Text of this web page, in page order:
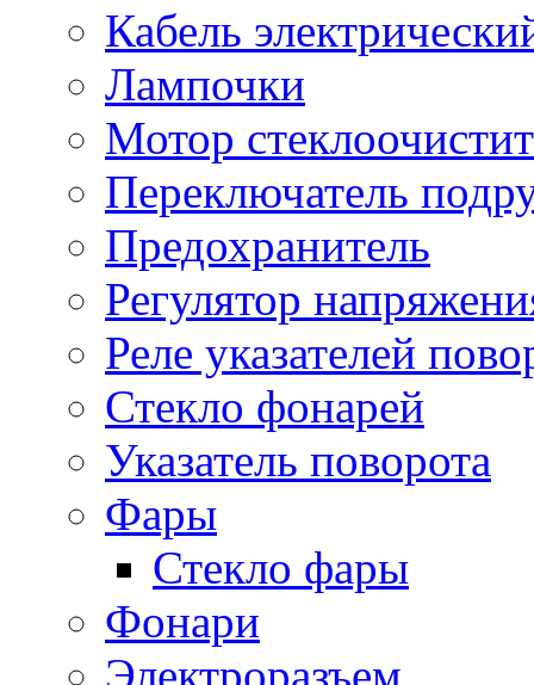
Кабель
Лампочки
Мотор
Переключатель
Предохранитель
Регулятор
Реле указателей
Стекло фонарей
Указатель поворота
Фары
Стекло фары
Фонари